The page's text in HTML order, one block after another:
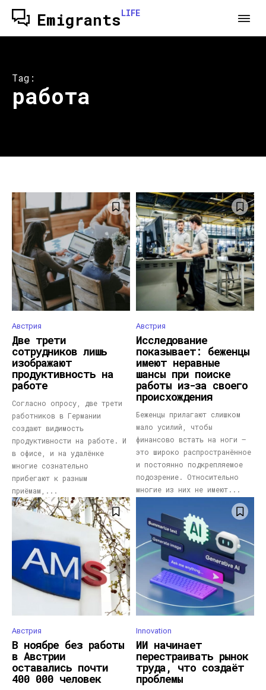
EmigrantsLIFE
Tag:
работа
Австрия
Две трети
сотрудников лишь
изображают
продуктивность на
работе
Согласно опросу, две трети
работников в Германии
создают видимость
продуктивности на работе. И
в офисе, и на удалёнке
многие сознательно
прибегают к разным
приёмам,...
Австрия
Исследование
показывает: беженцы
имеют неравные
шансы при поиске
работы из-за своего
происхождения
Беженцы прилагают слишком
мало усилий, чтобы
финансово встать на ноги —
это широко распространённое
и постоянно подкрепляемое
подозрение. Относительно
многие из них не имеют...
Австрия
В ноябре без работы
в Австрии
оставались почти
400 000 человек
Innovation
ИИ начинает
перестраивать рынок
труда, что создаёт
проблемы